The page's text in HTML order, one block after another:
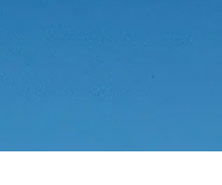
sua liderança
maior produtor e